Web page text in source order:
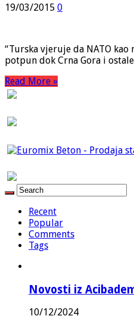
19/03/2015 0
“Turska vjeruje da NATO
potpun dok Crna Gora i
Read More »
Recent
Popular
Comments
Tags
Novosti iz
10/12/2024